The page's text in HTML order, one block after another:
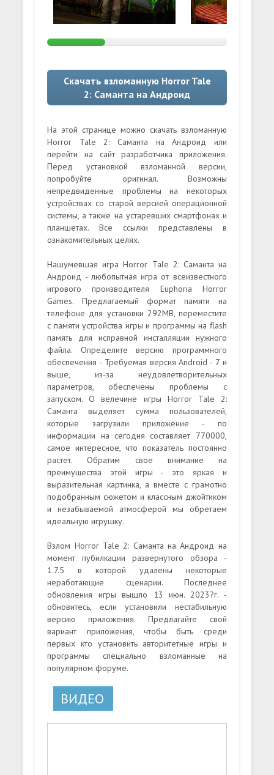
Скачать взломанную Horror Tale
2: Саманта на Андроид
На этой странице можно скачать взломанную
Horror Tale 2: Саманта на Андроид или
перейти на сайт разработчика приложения.
Перед установкой взломанной версии,
попробуйте оригинал. Возможны
непредвиденные проблемы на некоторых
устройствах со старой версией операционной
системы, а также на устаревших смартфонах и
планшетах. Все ссылки представлены в
ознакомительных целях.
Нашумевшая игра Horror Tale 2: Саманта на
Андроид - любопытная игра от всеизвестного
игрового производителя Euphoria Horror
Games. Предлагаемый формат памяти на
телефоне для установки 292MB, переместите
с памяти устройства игры и программы на flash
память для исправной инсталляции нужного
файла. Определите версию программного
обеспечения - Требуемая версия Android - 7 и
выше, из-за неудовлетворительных
параметров, обеспечены проблемы с
запуском. О велечине игры Horror Tale 2:
Саманта выделяет сумма пользователей,
которые загрузили приложение - по
информации на сегодня составляет 770000,
самое интересное, что показатель постоянно
растет. Обратим свое внимание на
преимущества этой игры - это яркая и
выразительная картинка, а вместе с грамотно
подобранным сюжетом и классным джойтиком
и незабываемой атмосферой мы обретаем
идеальную игрушку.
Взлом Horror Tale 2: Саманта на Андроид на
момент пубилкации развернутого обзора -
1.7.5 в которой удалены некоторые
неработающие сценарии. Последнее
обновления игры вышло 13 июн. 2023?г. -
обновитесь, если установили нестабильную
версию приложения. Предлагайте свой
вариант приложения, чтобы быть среди
первых кто установить авторитетные игры и
программы специально взломанные на
популярном форуме.
ВИДЕО